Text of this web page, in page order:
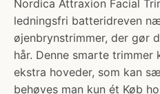
Nordica Attraxion Facial
ledningsfri batteridreven
øjenbrynstrimmer, der gør
hår. Denne smarte trimmer
ekstra hoveder, som kan
behøves man kun ét Køb